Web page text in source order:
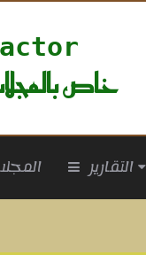
خاص
التقارير